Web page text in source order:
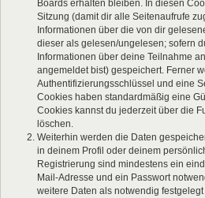
Boards erhalten bleiben. In diesen
Sitzung (damit dir alle Seitenaufrufe
Informationen über die von dir
dieser als gelesen/ungelesen; sofern
Informationen über deine Teilnahme
angemeldet bist) gespeichert. Ferner
Authentifizierungsschlüssel und eine
Cookies haben standardmäßig eine
Cookies kannst du jederzeit über die
löschen.
Weiterhin werden die Daten
in deinem Profil oder deinem
Registrierung sind mindestens ein
Mail-Adresse und ein Passwort
weitere Daten als notwendig